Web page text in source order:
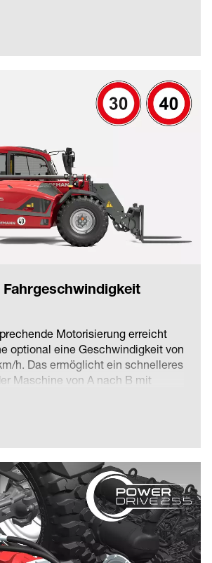
Anbaugerät und die Ladung. Die
bietet höchste Sicherheit ohne
einzuschränken.
Bei der Entwicklung der
Best View Cabin hatte der Komfort
die oberste Priorität. Das zeigt
Anordnung
sowie dem
Bedienkonzept, dem
Fahrersitz (optional Luftfederung)
Joystick Konsole, großem 7
verschiedenen Stau- und
Motorisierung erreicht
optional eine Geschwindigkeit von
h. Das ermöglicht ein schnelleres
Maschine von A nach B mit